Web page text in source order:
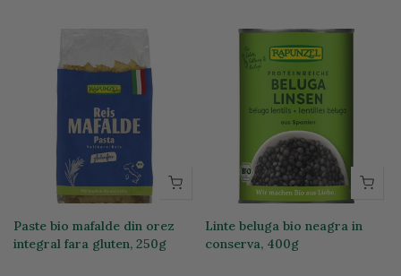
Paste bio mafalde din orez
integral fara gluten, 250g
Linte beluga bio neagra in
conserva, 400g